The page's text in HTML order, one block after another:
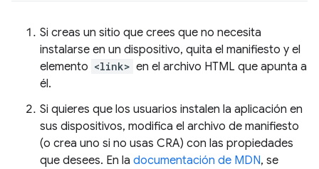
Si creas un sitio que crees que no necesita
instalarse en un dispositivo, quita el manifiesto y el
elemento <link> en el archivo HTML que apunta a
él.
Si quieres que los usuarios instalen la aplicación en
sus dispositivos, modifica el archivo de manifiesto
(o crea uno si no usas CRA) con las propiedades
que desees. En la documentación de MDN, se